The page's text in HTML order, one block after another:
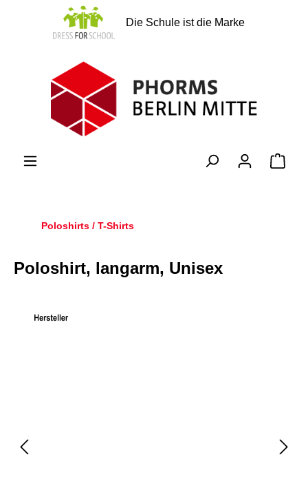
springen
Die Schule ist die Marke
Poloshirts / T-Shirts
Poloshirt, langarm, Unisex